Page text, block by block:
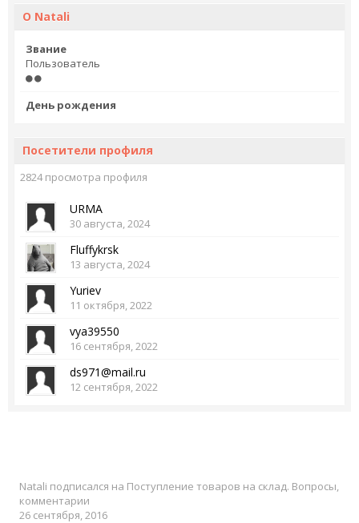
О Natali
Звание
Пользователь
День рождения
Посетители профиля
2824 просмотра профиля
URMA
30 августа, 2024
Fluffykrsk
13 августа, 2024
Yuriev
11 октября, 2022
vya39550
16 сентября, 2022
ds971@mail.ru
12 сентября, 2022
Natali подписался на Поступление товаров на склад. Вопросы,
комментарии
26 сентября, 2016